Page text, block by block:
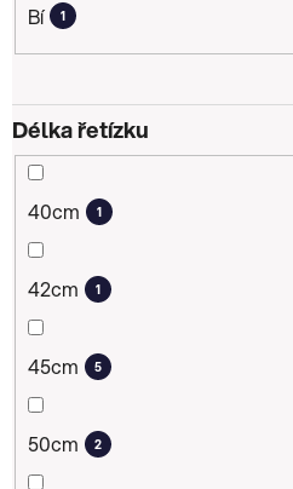
Bí 1
Délka řetízku
40cm 1
42cm 1
45cm 5
50cm 2